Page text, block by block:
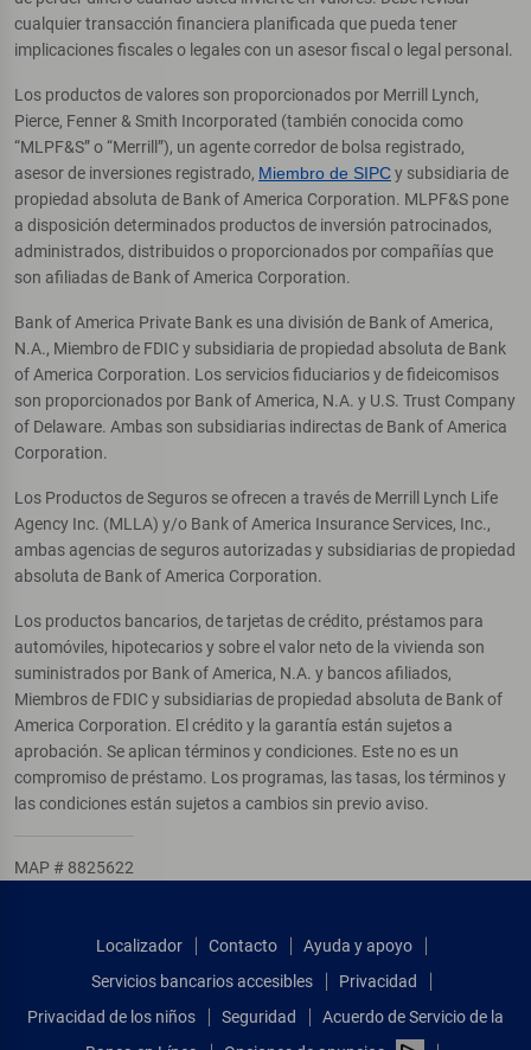
cualquier transacción financiera planificada que pueda tener
implicaciones fiscales o legales con un asesor fiscal o legal personal.
Los productos de valores son proporcionados por Merrill Lynch,
Pierce, Fenner & Smith Incorporated (también conocida como
“MLPF&S” o “Merrill”), un agente corredor de bolsa registrado,
asesor de inversiones registrado, Miembro de SIPCy subsidiaria de
propiedad absoluta de Bank of America Corporation. MLPF&S pone
a disposición determinados productos de inversión patrocinados,
administrados, distribuidos o proporcionados por compañías que
son afiliadas de Bank of America Corporation.
Bank of America Private Bank es una división de Bank of America,
N.A., Miembro de FDIC y subsidiaria de propiedad absoluta de Bank
of America Corporation. Los servicios fiduciarios y de fideicomisos
son proporcionados por Bank of America, N.A. y U.S. Trust Company
of Delaware. Ambas son subsidiarias indirectas de Bank of America
Corporation.
Los Productos de Seguros se ofrecen a través de Merrill Lynch Life
Agency Inc. (MLLA) y/o Bank of America Insurance Services, Inc.,
ambas agencias de seguros autorizadas y subsidiarias de propiedad
absoluta de Bank of America Corporation.
Los productos bancarios, de tarjetas de crédito, préstamos para
automóviles, hipotecarios y sobre el valor neto de la vivienda son
suministrados por Bank of America, N.A. y bancos afiliados,
Miembros de FDIC y subsidiarias de propiedad absoluta de Bank of
America Corporation. El crédito y la garantía están sujetos a
aprobación. Se aplican términos y condiciones. Este no es un
compromiso de préstamo. Los programas, las tasas, los términos y
las condiciones están sujetos a cambios sin previo aviso.
MAP # 8825622
Localizador Contacto
Ayuda y apoyo
Servicios bancarios accesibles
Privacidad
Privacidad de los niños
Seguridad
Acuerdo de Servicio de la